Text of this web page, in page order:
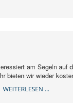
am Segeln auf
bieten wir wieder
WEITERLESEN ...